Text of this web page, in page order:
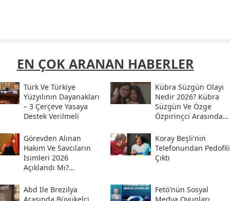
EN ÇOK ARANAN HABERLER
Türk Ve Türkiye
Yüzyılının Dayanakları
– 3 Çerçeve Yasaya
Destek Verilmeli
Kübra Süzgün Olayı
Nedir 2026? Kübra
Süzgün Ve Özge
Özpirinçci Arasında
Görevden Alınan
Hakim Ve Savcıların
Isimleri 2026
Açıklandı Mı?
Edilen Hakim Ve
Savcılar Isim Listesi
Koray Beşli'nin
Telefonundan Pedofili
Çıktı
Abd Ile Brezilya
Arasında Büyükelçi
Fetö'nün Sosyal
Medya Oyunları